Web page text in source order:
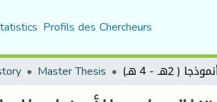
Profils des Chercheurs
Master Thesis